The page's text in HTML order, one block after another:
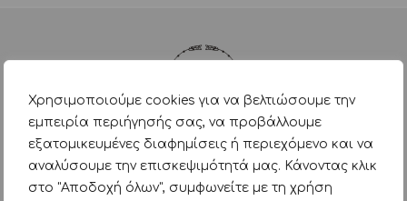
Χρησιμοποιούμε cookies για να βελτιώσουμε την
εμπειρία περιήγησής σας, να προβάλλουμε
εξατομικευμένες διαφημίσεις ή περιεχόμενο και να
αναλύσουμε την επισκεψιμότητά μας. Κάνοντας κλικ
στο "Αποδοχή όλων", συμφωνείτε με τη χρήση
Αγίου Δημητρίου 168 & Συρράκου 2,
Άγιος Δημήτριος, Τ.Κ. 17341